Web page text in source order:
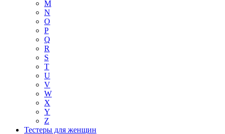
M
N
O
P
Q
R
S
T
U
V
W
X
Y
Z
Тестеры для женщин